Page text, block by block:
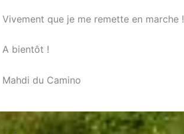
Vivement que je me remette en marche !
A bientôt !
Mahdi du Camino